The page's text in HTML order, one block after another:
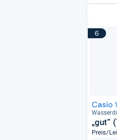
6
Casio
„gut“
Preis/